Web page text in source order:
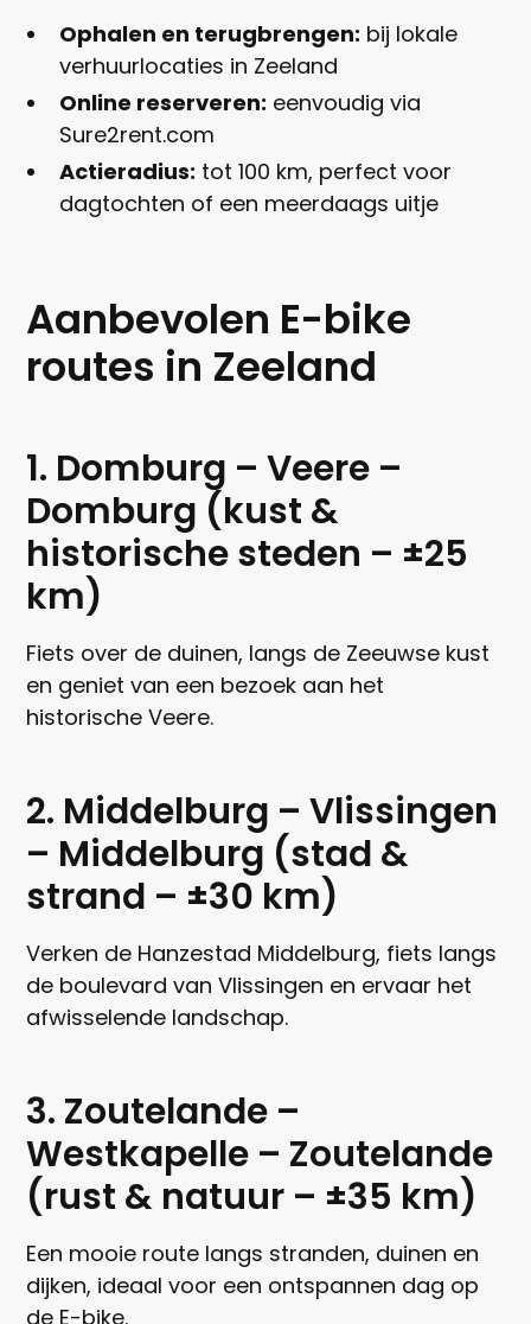
Ophalen en terugbrengen: bij lokale
verhuurlocaties in Zeeland
Online reserveren: eenvoudig via
Sure2rent.com
Actieradius: tot 100 km, perfect voor
dagtochten of een meerdaags uitje
Aanbevolen E-bike
routes in Zeeland
1. Domburg – Veere –
Domburg (kust &
historische steden – ±25
km)
Fiets over de duinen, langs de Zeeuwse kust
en geniet van een bezoek aan het
historische Veere.
2. Middelburg – Vlissingen
– Middelburg (stad &
strand – ±30 km)
Verken de Hanzestad Middelburg, fiets langs
de boulevard van Vlissingen en ervaar het
afwisselende landschap.
3. Zoutelande –
Westkapelle – Zoutelande
(rust & natuur – ±35 km)
Een mooie route langs stranden, duinen en
dijken, ideaal voor een ontspannen dag op
de E-bike.